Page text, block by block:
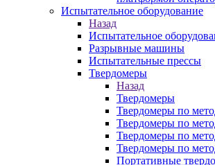
Испытательное оборудование
Назад
Испытательное
Разрывные машины
Испытательные прессы
Твердомеры
Назад
Твердомеры
Твердомеры по
Твердомеры по
Твердомеры по
Твердомеры по
Портативные